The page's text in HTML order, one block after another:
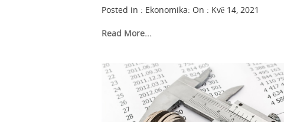
Posted in : Ekonomika: On : Kvě 14, 2021
Read More...